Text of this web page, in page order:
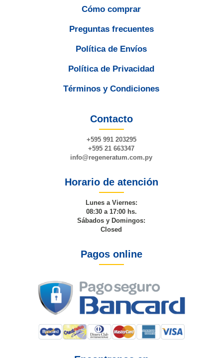
Cómo comprar
Preguntas frecuentes
Política de Envíos
Política de Privacidad
Términos y Condiciones
Contacto
+595 991 203295
+595 21 663347
info@regeneratum.com.py
Horario de atención
Lunes a Viernes:
08:30 a 17:00 hs.
Sábados y Domingos:
Closed
Pagos online